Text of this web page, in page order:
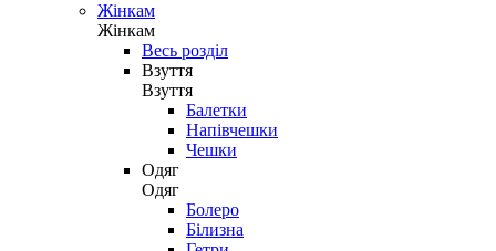
Жінкам
Жінкам
Весь розділ
Взуття
Взуття
Балетки
Напівчешки
Чешки
Одяг
Одяг
Болеро
Білизна